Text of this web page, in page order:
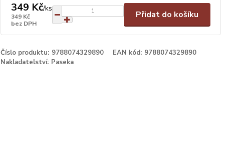
349 Kč/ks
349 Kč
bez DPH
Přidat do košíku
Číslo produktu: 9788074329890 EAN kód: 9788074329890
Nakladatelství: Paseka